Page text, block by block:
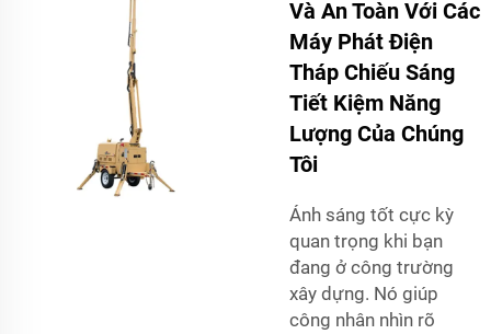
Và An Toàn Với Các
Máy Phát Điện
Tháp Chiếu Sáng
Tiết Kiệm Năng
Lượng Của Chúng
Tôi
Ánh sáng tốt cực kỳ
quan trọng khi bạn
đang ở công trường
xây dựng. Nó giúp
công nhân nhìn rõ